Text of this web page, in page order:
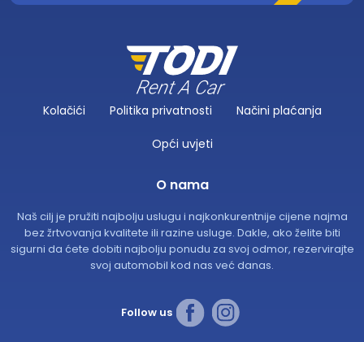
Kolačići Politika privatnosti Načini plaćanja
Opći uvjeti
O nama
Naš cilj je pružiti najbolju uslugu i najkonkurentnije cijene najma
bez žrtvovanja kvalitete ili razine usluge. Dakle, ako želite biti
sigurni da ćete dobiti najbolju ponudu za svoj odmor, rezervirajte
svoj automobil kod nas već danas.
Follow us